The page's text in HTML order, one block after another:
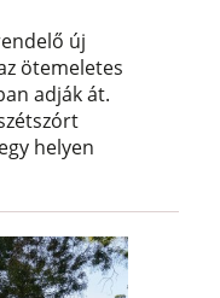
új
ötemeletes
adják át.
helyen